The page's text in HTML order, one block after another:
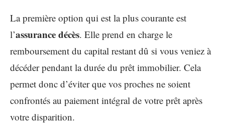
La première option qui est la plus courante est
l’assurance décès. Elle prend en charge le
remboursement du capital restant dû si vous veniez à
décéder pendant la durée du prêt immobilier. Cela
permet donc d’éviter que vos proches ne soient
confrontés au paiement intégral de votre prêt après
votre disparition.